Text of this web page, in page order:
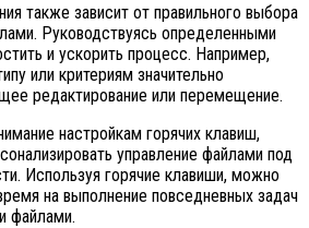
также зависит от правильного выбора
Руководствуясь определенными
и ускорить процесс. Например,
или критериям значительно
редактирование или перемещение.
настройкам горячих клавиш,
управление файлами под
Используя горячие клавиши, можно
на выполнение повседневных задач
файлами.